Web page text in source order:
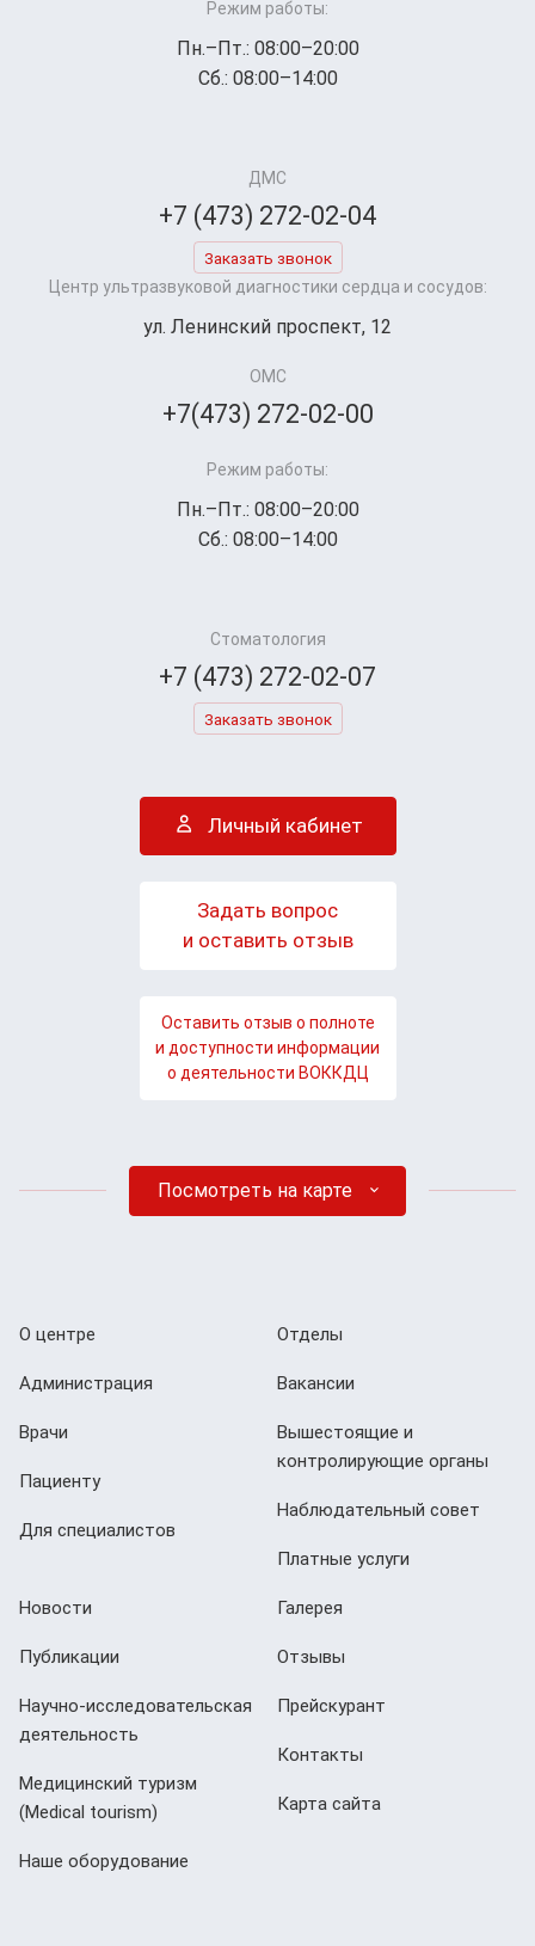
Режим работы:
Пн.–Пт.: 08:00–20:00
Сб.: 08:00–14:00
ДМС
+7 (473) 272-02-04
Заказать звонок
Центр ультразвуковой диагностики сердца и сосудов:
ул. Ленинский проспект, 12
ОМС
+7(473) 272-02-00
Режим работы:
Пн.–Пт.: 08:00–20:00
Сб.: 08:00–14:00
Стоматология
+7 (473) 272-02-07
Заказать звонок
Личный кабинет
Задать вопрос
и оставить отзыв
Оставить отзыв о полноте
и доступности информации
о деятельности ВОККДЦ
Посмотреть на карте
О центре
Администрация
Врачи
Пациенту
Для специалистов
Отделы
Вакансии
Вышестоящие и
контролирующие органы
Наблюдательный совет
Платные услуги
Новости
Публикации
Научно-исследовательская
деятельность
Медицинский туризм
(Мedical tourism)
Наше оборудование
Галерея
Отзывы
Прейскурант
Контакты
Карта сайта